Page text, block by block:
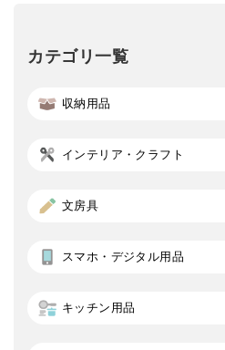
カテゴリ一覧
収納用品
インテリア・クラフト
文房具
スマホ・デジタル用品
キッチン用品